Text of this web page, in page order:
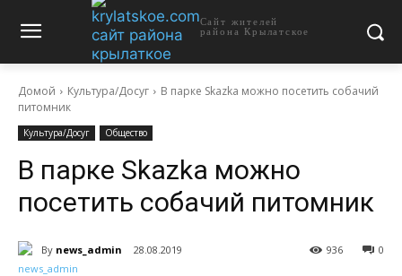
Сайт жителей
района Крылатское
Домой Культура/Досуг
В парке Skazka можно посетить собачий
питомник
Культура/Досуг Общество
В парке Skazka можно
посетить собачий питомник
By news_admin 28.08.2019 0
936